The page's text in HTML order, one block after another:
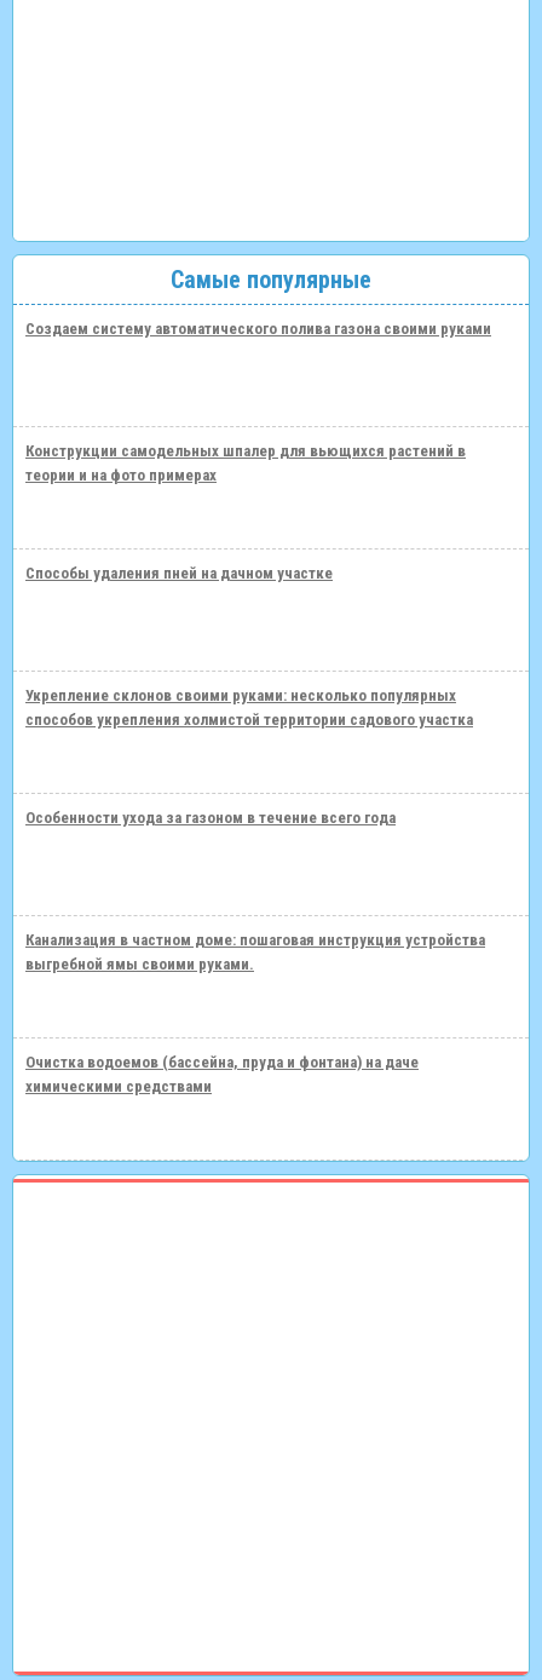
Самые популярные
Создаем систему автоматического полива газона своими руками
Конструкции самодельных шпалер для вьющихся растений в
теории и на фото примерах
Способы удаления пней на дачном участке
Укрепление склонов своими руками: несколько популярных
способов укрепления холмистой территории садового участка
Особенности ухода за газоном в течение всего года
Канализация в частном доме: пошаговая инструкция устройства
выгребной ямы своими руками.
Очистка водоемов (бассейна, пруда и фонтана) на даче
химическими средствами